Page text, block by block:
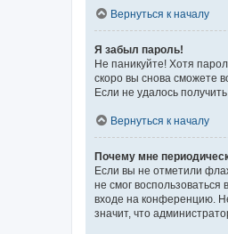
Вернуться к началу
Я забыл пароль!
Не паникуйте! Хотя
скоро вы снова сможете
Если не удалось
Вернуться к началу
Почему мне
Если вы не отметили
не смог
входе на конференцию.
значит, что